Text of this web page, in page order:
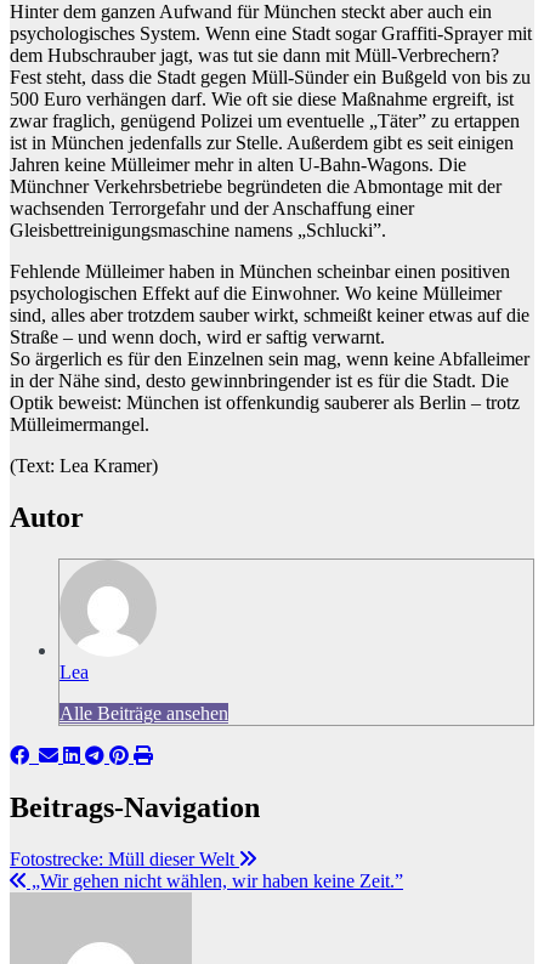
Hinter dem ganzen Aufwand für München steckt aber auch ein
psychologisches System. Wenn eine Stadt sogar Graffiti-Sprayer mit
dem Hubschrauber jagt, was tut sie dann mit Müll-Verbrechern?
Fest steht, dass die Stadt gegen Müll-Sünder ein Bußgeld von bis zu
500 Euro verhängen darf. Wie oft sie diese Maßnahme ergreift, ist
zwar fraglich, genügend Polizei um eventuelle „Täter” zu ertappen
ist in München jedenfalls zur Stelle. Außerdem gibt es seit einigen
Jahren keine Mülleimer mehr in alten U-Bahn-Wagons. Die
Münchner Verkehrsbetriebe begründeten die Abmontage mit der
wachsenden Terrorgefahr und der Anschaffung einer
Gleisbettreinigungsmaschine namens „Schlucki”.
Fehlende Mülleimer haben in München scheinbar einen positiven
psychologischen Effekt auf die Einwohner. Wo keine Mülleimer
sind, alles aber trotzdem sauber wirkt, schmeißt keiner etwas auf die
Straße – und wenn doch, wird er saftig verwarnt.
So ärgerlich es für den Einzelnen sein mag, wenn keine Abfalleimer
in der Nähe sind, desto gewinnbringender ist es für die Stadt. Die
Optik beweist: München ist offenkundig sauberer als Berlin – trotz
Mülleimermangel.
(Text: Lea Kramer)
Autor
Lea
Alle Beiträge ansehen
Beitrags-Navigation
Fotostrecke: Müll dieser Welt
„Wir gehen nicht wählen, wir haben keine Zeit.”